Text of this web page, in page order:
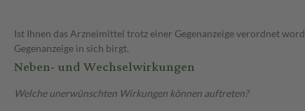
Ist Ihnen das Arzneimittel trotz einer Gegenanzeige verordnet
Gegenanzeige in sich birgt.
Neben- und Wechselwirkungen
Welche unerwünschten Wirkungen können auftreten?